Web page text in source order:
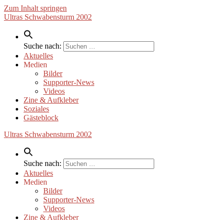
Zum Inhalt springen
Ultras Schwabensturm 2002
Suche nach:
Aktuelles
Medien
Bilder
Supporter-News
Videos
Zine & Aufkleber
Soziales
Gästeblock
Ultras Schwabensturm 2002
Suche nach:
Aktuelles
Medien
Bilder
Supporter-News
Videos
Zine & Aufkleber